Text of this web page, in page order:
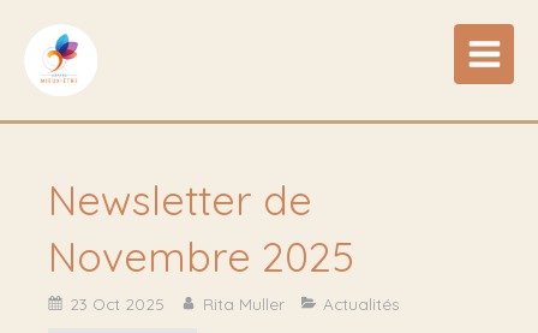
Newsletter de
Novembre 2025
23 Oct 2025 Rita Muller Actualités